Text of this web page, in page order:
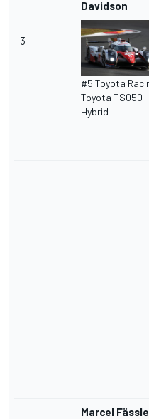
3
Davidson
#5 Toyota
Toyota TS050
Hybrid
Marcel